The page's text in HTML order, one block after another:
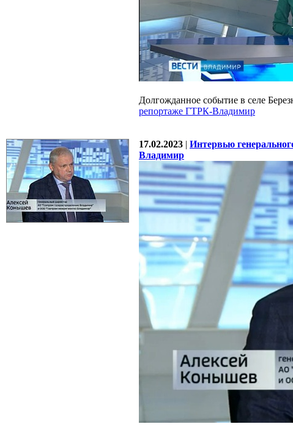
Долгожданное событие в селе
репортаже ГТРК-Владимир
17.02.2023 | Интервью
Владимир